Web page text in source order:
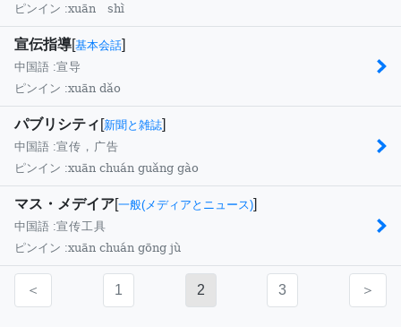
ピンイン :xuān shì
宣伝指導[基本会話]
中国語 :宣导
ピンイン :xuān dǎo
パブリシティ [新聞と雑誌]
中国語 :宣传，广告
ピンイン :xuān chuán guǎng gào
マス・メデイア[一般(メディアとニュース)]
中国語 :宣传工具
ピンイン :xuān chuán gōng jù
＜ 1 2 3 ＞